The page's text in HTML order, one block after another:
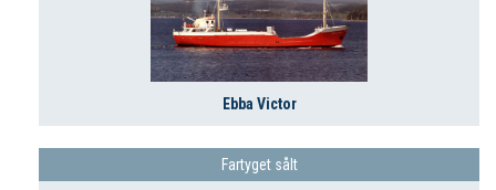
Ebba Victor
Fartyget sålt